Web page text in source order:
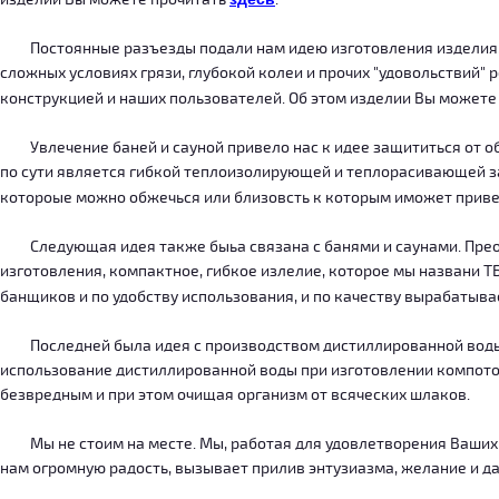
Постоянные разъезды подали нам идею изготовления
сложных условиях грязи, глубокой колеи и прочих
конструкцией и наших пользователей. Об этом изделии Вы
Увлечение баней и сауной привело нас к идее защититься от
по сути является гибкой теплоизолирующей и теплорасивающей
котороые можно обжечься или близовсть к которым иможет
Следующая идея также быьа связана с банями и саунами.
изготовления, компактное, гибкое излелие, которое мы
банщиков и по удобству использования, и по качеству
Последней была идея с производством дистиллированной
использование дистиллированной воды при изготовлении
безвредным и при этом очищая организм от всяческих шлаков.
Мы не стоим на месте. Мы, работая для удовлетворения Ваших
нам огромную радость, вызывает прилив энтузиазма, желание и